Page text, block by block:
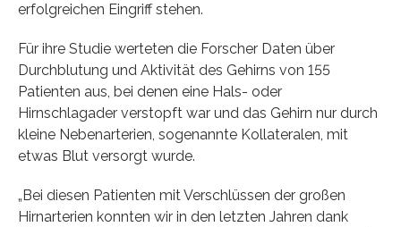
erfolgreichen Eingriff stehen.
Für ihre Studie werteten die Forscher Daten über
Durchblutung und Aktivität des Gehirns von 155
Patienten aus, bei denen eine Hals- oder
Hirnschlagader verstopft war und das Gehirn nur durch
kleine Nebenarterien, sogenannte Kollateralen, mit
etwas Blut versorgt wurde.
„Bei diesen Patienten mit Verschlüssen der großen
Hirnarterien konnten wir in den letzten Jahren dank